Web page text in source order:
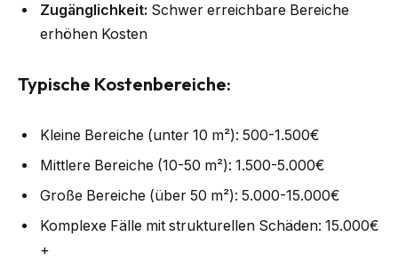
Zugänglichkeit: Schwer erreichbare Bereiche
erhöhen Kosten
Typische Kostenbereiche:
Kleine Bereiche (unter 10 m²): 500-1.500€
Mittlere Bereiche (10-50 m²): 1.500-5.000€
Große Bereiche (über 50 m²): 5.000-15.000€
Komplexe Fälle mit strukturellen Schäden: 15.000€
+